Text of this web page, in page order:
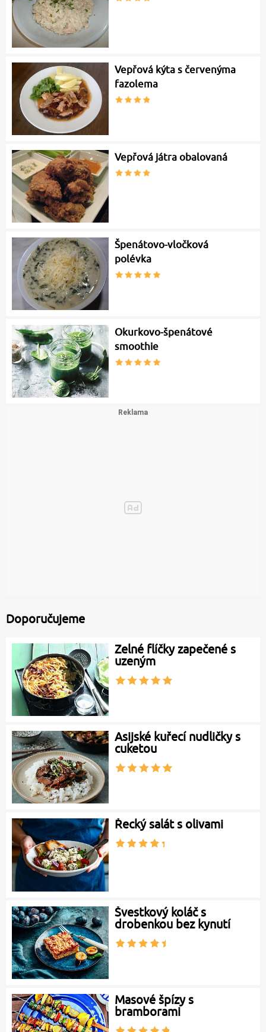
Vepřová kýta s červenýma
fazolema
Vepřová játra obalovaná
Špenátovo-vločková
polévka
Okurkovo-špenátové
smoothie
Doporučujeme
Zelné flíčky zapečené s
uzeným
Asijské kuřecí nudličky s
cuketou
Řecký salát s olivami
Švestkový koláč s
drobenkou bez kynutí
Masové špízy s
bramborami